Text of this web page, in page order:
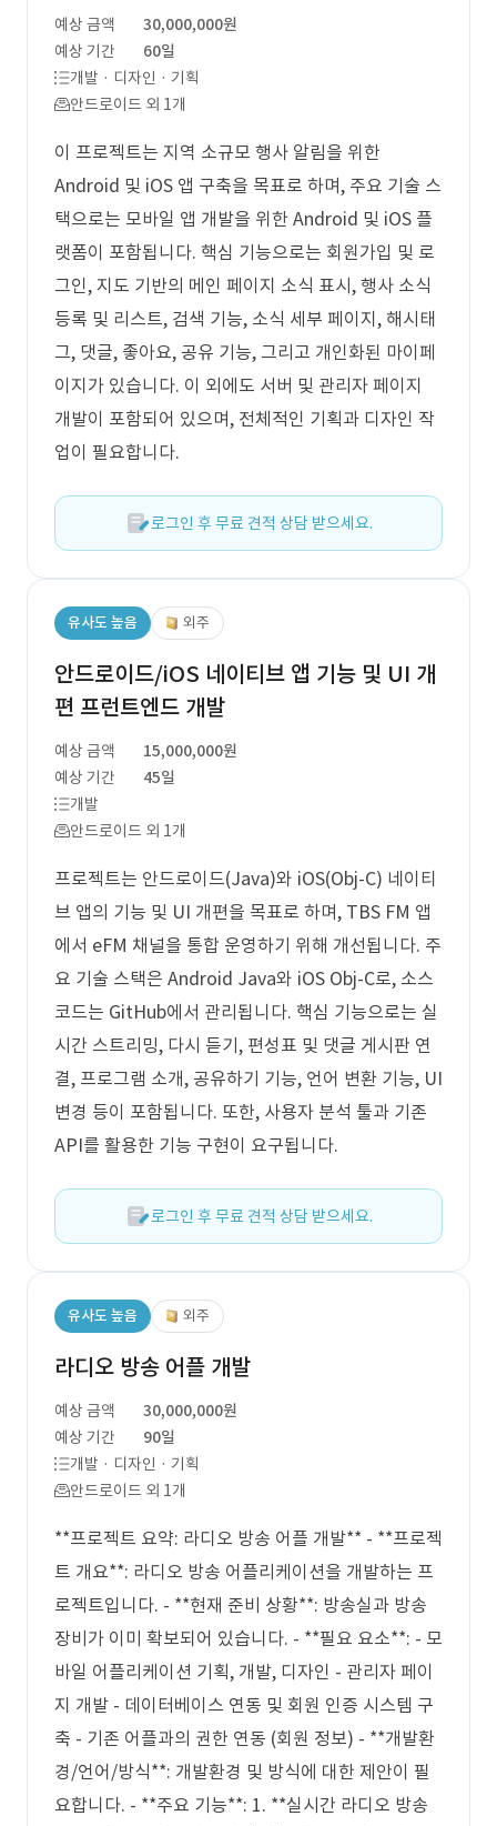
예상 금액
30,000,000원
예상 기간
60일
개발 · 디자인 · 기획
안드로이드 외 1개
이 프로젝트는 지역 소규모 행사 알림을 위한
Android 및 iOS 앱 구축을 목표로 하며, 주요 기술 스
택으로는 모바일 앱 개발을 위한 Android 및 iOS 플
랫폼이 포함됩니다. 핵심 기능으로는 회원가입 및 로
그인, 지도 기반의 메인 페이지 소식 표시, 행사 소식
등록 및 리스트, 검색 기능, 소식 세부 페이지, 해시태
그, 댓글, 좋아요, 공유 기능, 그리고 개인화된 마이페
이지가 있습니다. 이 외에도 서버 및 관리자 페이지
개발이 포함되어 있으며, 전체적인 기획과 디자인 작
업이 필요합니다.
로그인 후 무료 견적 상담 받으세요.
유사도 높음 외주
안드로이드/iOS 네이티브 앱 기능 및 UI 개
편 프런트엔드 개발
예상 금액
15,000,000원
예상 기간
45일
개발
안드로이드 외 1개
프로젝트는 안드로이드(Java)와 iOS(Obj-C) 네이티
브 앱의 기능 및 UI 개편을 목표로 하며, TBS FM 앱
에서 eFM 채널을 통합 운영하기 위해 개선됩니다. 주
요 기술 스택은 Android Java와 iOS Obj-C로, 소스
코드는 GitHub에서 관리됩니다. 핵심 기능으로는 실
시간 스트리밍, 다시 듣기, 편성표 및 댓글 게시판 연
결, 프로그램 소개, 공유하기 기능, 언어 변환 기능, UI
변경 등이 포함됩니다. 또한, 사용자 분석 툴과 기존
API를 활용한 기능 구현이 요구됩니다.
로그인 후 무료 견적 상담 받으세요.
유사도 높음 외주
라디오 방송 어플 개발
예상 금액
30,000,000원
예상 기간
90일
개발 · 디자인 · 기획
안드로이드 외 1개
**프로젝트 요약: 라디오 방송 어플 개발** - **프로젝
트 개요**: 라디오 방송 어플리케이션을 개발하는 프
로젝트입니다. - **현재 준비 상황**: 방송실과 방송
장비가 이미 확보되어 있습니다. - **필요 요소**: - 모
바일 어플리케이션 기획, 개발, 디자인 - 관리자 페이
지 개발 - 데이터베이스 연동 및 회원 인증 시스템 구
축 - 기존 어플과의 권한 연동 (회원 정보) - **개발환
경/언어/방식**: 개발환경 및 방식에 대한 제안이 필
요합니다. - **주요 기능**: 1. **실시간 라디오 방송